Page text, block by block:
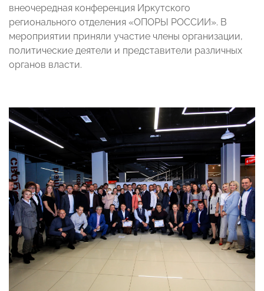
внеочередная конференция Иркутского
регионального отделения «ОПОРЫ РОССИИ». В
мероприятии приняли участие члены организации,
политические деятели и представители различных
органов власти.